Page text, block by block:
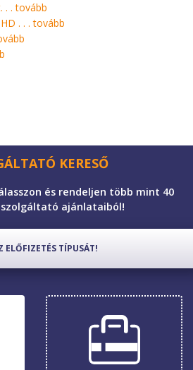
. .tovább
. . .tovább
KERESŐ
és rendeljen több mint 40
ajánlataiból!
ELŐFIZETÉS TÍPUSÁT!